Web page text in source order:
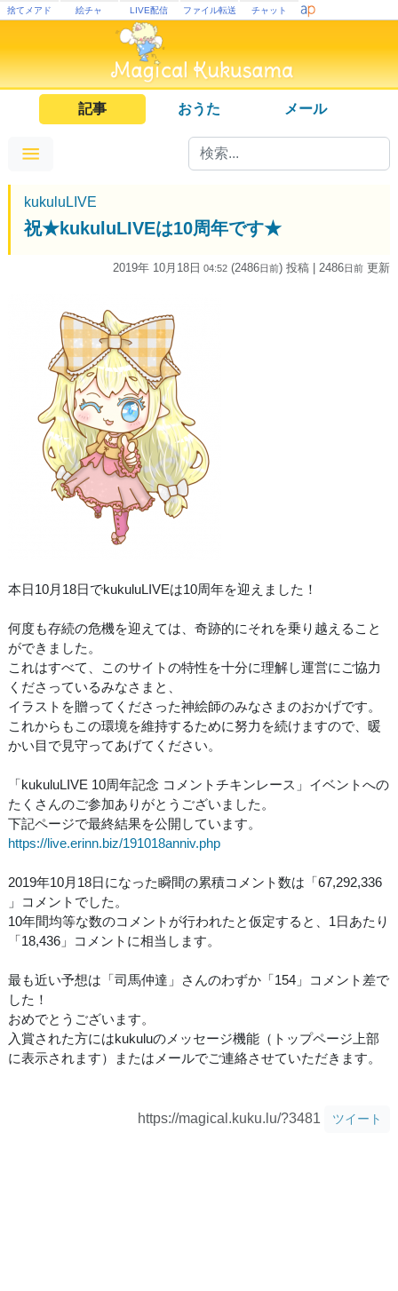
捨てメアド 絵チャ LIVE配信 ファイル転送 チャット
記事 おうた メール
kukuluLIVE
祝★kukuluLIVEは10周年です★
2019年 10月18日 04:52 (2486日前) 投稿 | 2486日前 更新
本日10月18日でkukuluLIVEは10周年を迎えました！
何度も存続の危機を迎えては、奇跡的にそれを乗り越えること
ができました。
これはすべて、このサイトの特性を十分に理解し運営にご協力
くださっているみなさまと、
イラストを贈ってくださった神絵師のみなさまのおかげです。
これからもこの環境を維持するために努力を続けますので、暖
かい目で見守ってあげてください。
「kukuluLIVE 10周年記念 コメントチキンレース」イベントへの
たくさんのご参加ありがとうございました。
下記ページで最終結果を公開しています。
https://live.erinn.biz/191018anniv.php
2019年10月18日になった瞬間の累積コメント数は「67,292,336
」コメントでした。
10年間均等な数のコメントが行われたと仮定すると、1日あたり
「18,436」コメントに相当します。
最も近い予想は「司馬仲達」さんのわずか「154」コメント差で
した！
おめでとうございます。
入賞された方にはkukuluのメッセージ機能（トップページ上部
に表示されます）またはメールでご連絡させていただきます。
https://magical.kuku.lu/?3481 ツイート